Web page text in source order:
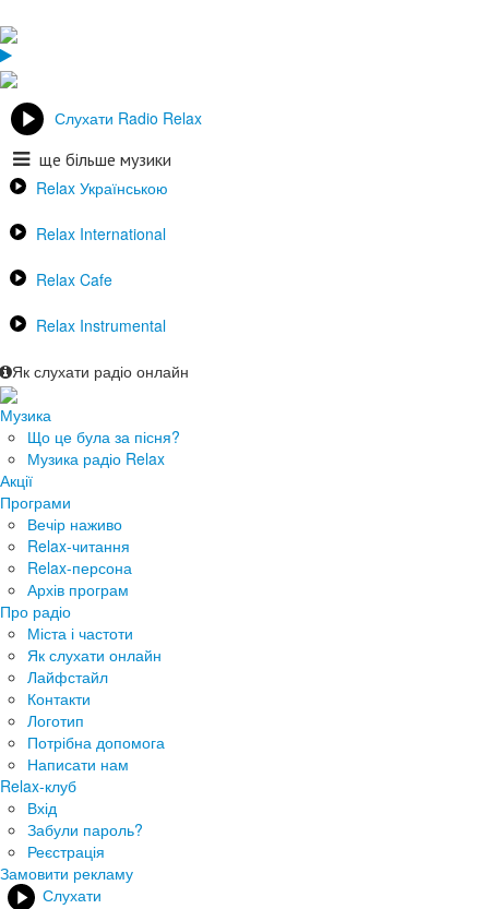
Слухати Radio Relax
ще більше музики
Relax Українською
Relax International
Relax Cafe
Relax Instrumental
Як слухати радіо онлайн
Музика
Що це була за пісня?
Музика радіо Relax
Акції
Програми
Вечір наживо
Relax-читання
Relax-персона
Архів програм
Про радіо
Міста і частоти
Як слухати онлайн
Лайфстайл
Контакти
Логотип
Потрібна допомога
Написати нам
Relax-клуб
Вхід
Забули пароль?
Реєстрація
Замовити рекламу
Слухати